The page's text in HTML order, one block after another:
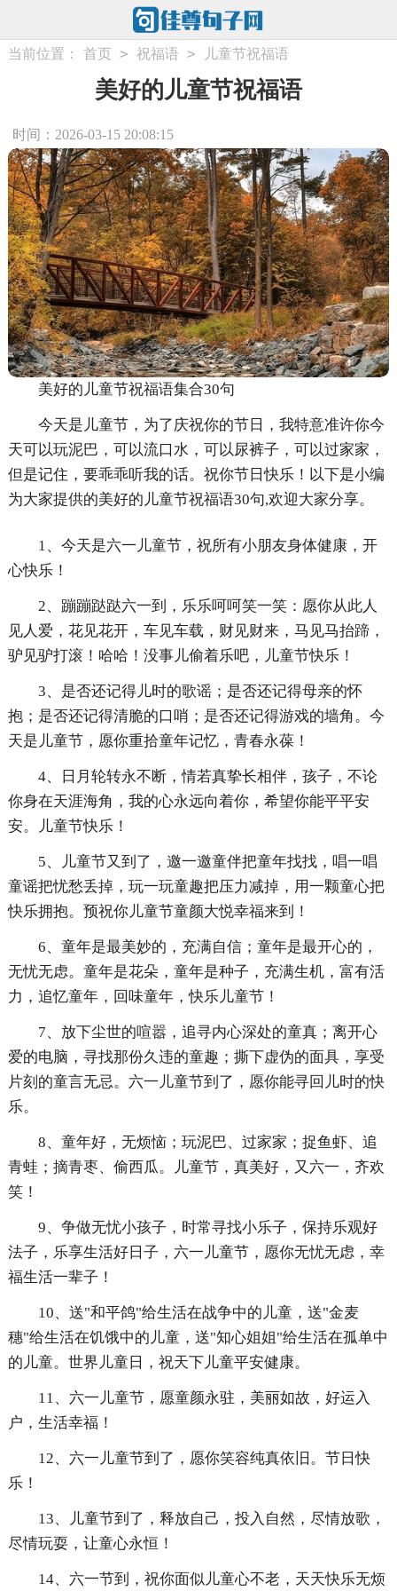
当前位置： 首页 > 祝福语 > 儿童节祝福语
美好的儿童节祝福语
时间：2026-03-15 20:08:15
美好的儿童节祝福语集合30句
今天是儿童节，为了庆祝你的节日，我特意准许你今
天可以玩泥巴，可以流口水，可以尿裤子，可以过家家，
但是记住，要乖乖听我的话。祝你节日快乐！以下是小编
为大家提供的美好的儿童节祝福语30句,欢迎大家分享。
1、今天是六一儿童节，祝所有小朋友身体健康，开
心快乐！
2、蹦蹦跶跶六一到，乐乐呵呵笑一笑：愿你从此人
见人爱，花见花开，车见车载，财见财来，马见马抬蹄，
驴见驴打滚！哈哈！没事儿偷着乐吧，儿童节快乐！
3、是否还记得儿时的歌谣；是否还记得母亲的怀
抱；是否还记得清脆的口哨；是否还记得游戏的墙角。今
天是儿童节，愿你重拾童年记忆，青春永葆！
4、日月轮转永不断，情若真挚长相伴，孩子，不论
你身在天涯海角，我的心永远向着你，希望你能平平安
安。儿童节快乐！
5、儿童节又到了，邀一邀童伴把童年找找，唱一唱
童谣把忧愁丢掉，玩一玩童趣把压力减掉，用一颗童心把
快乐拥抱。预祝你儿童节童颜大悦幸福来到！
6、童年是最美妙的，充满自信；童年是最开心的，
无忧无虑。童年是花朵，童年是种子，充满生机，富有活
力，追忆童年，回味童年，快乐儿童节！
7、放下尘世的喧嚣，追寻内心深处的童真；离开心
爱的电脑，寻找那份久违的童趣；撕下虚伪的面具，享受
片刻的童言无忌。六一儿童节到了，愿你能寻回儿时的快
乐。
8、童年好，无烦恼；玩泥巴、过家家；捉鱼虾、追
青蛙；摘青枣、偷西瓜。儿童节，真美好，又六一，齐欢
笑！
9、争做无忧小孩子，时常寻找小乐子，保持乐观好
法子，乐享生活好日子，六一儿童节，愿你无忧无虑，幸
福生活一辈子！
10、送"和平鸽"给生活在战争中的儿童，送"金麦
穗"给生活在饥饿中的儿童，送"知心姐姐"给生活在孤单中
的儿童。世界儿童日，祝天下儿童平安健康。
11、六一儿童节，愿童颜永驻，美丽如故，好运入
户，生活幸福！
12、六一儿童节到了，愿你笑容纯真依旧。节日快
乐！
13、儿童节到了，释放自己，投入自然，尽情放歌，
尽情玩耍，让童心永恒！
14、六一节到，祝你面似儿童心不老，天天快乐无烦